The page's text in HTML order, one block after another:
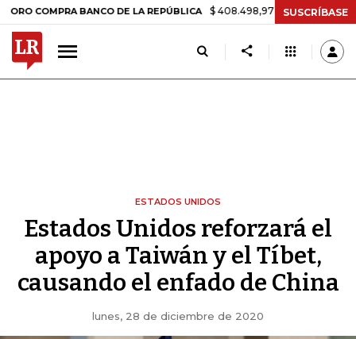
BANCO DE LA REPÚBLICA $ 408.498,97 +$ 8.753,81 +2,19%
SUSCRÍBASE
ESTADOS UNIDOS
Estados Unidos reforzará el
apoyo a Taiwán y el Tíbet,
causando el enfado de China
lunes, 28 de diciembre de 2020